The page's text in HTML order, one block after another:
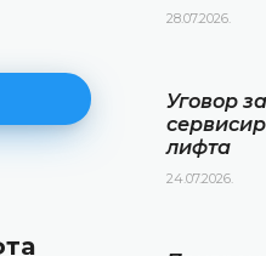
период
28.07.2026.
Уговор
лифта
24.07.2026.